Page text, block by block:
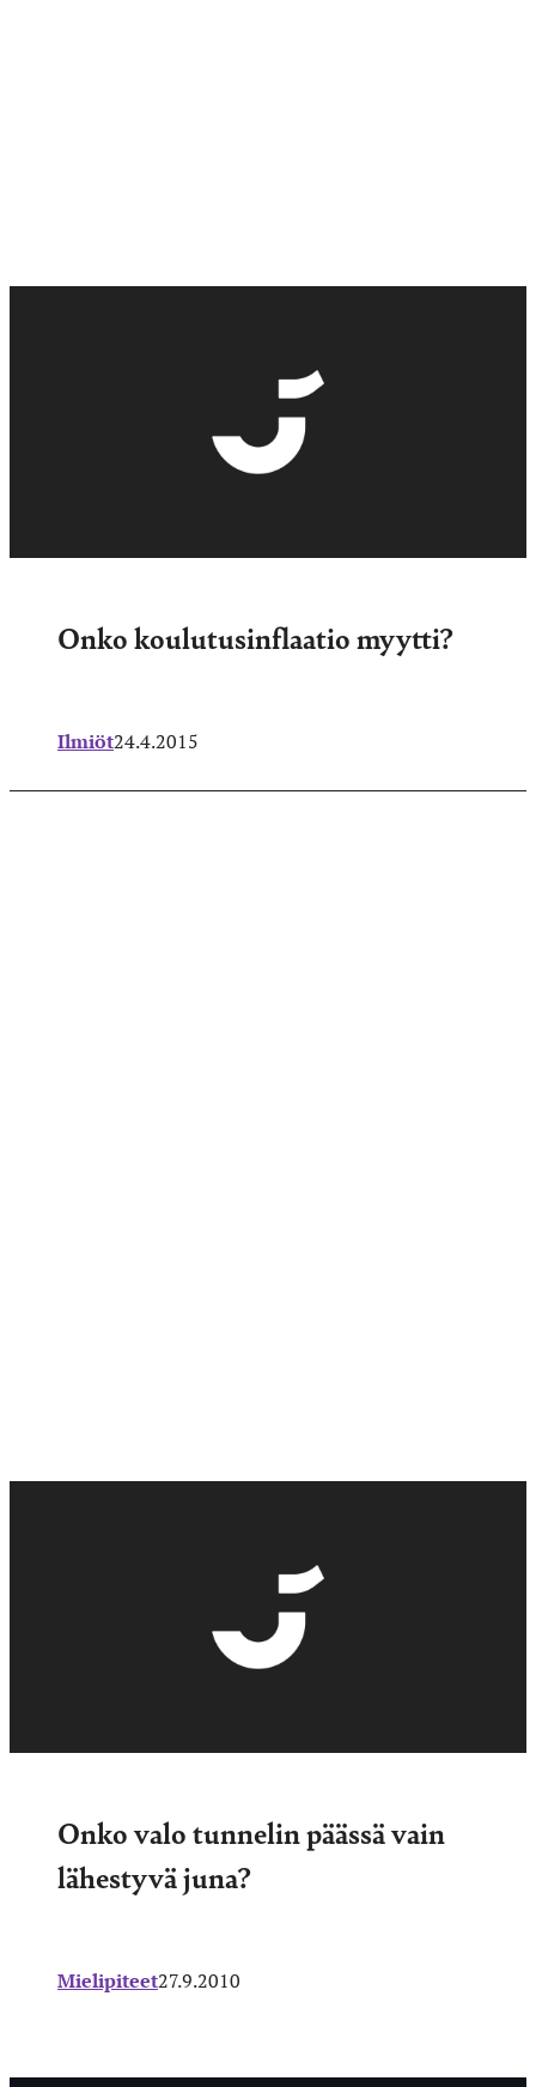
Onko koulutusinflaatio myytti?
Ilmiöt24.4.2015
Onko valo tunnelin päässä vain
lähestyvä juna?
Mielipiteet27.9.2010